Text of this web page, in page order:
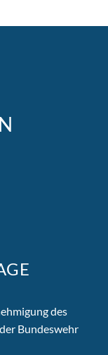
des
Bundeswehr